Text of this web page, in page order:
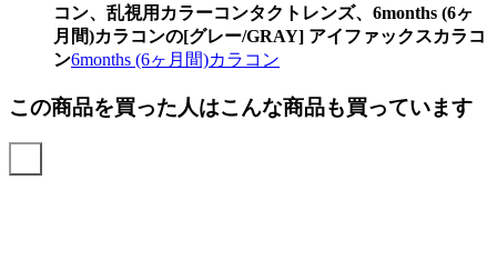
コン、乱視用カラーコンタクトレンズ、6months (6ヶ
月間)カラコンの[グレー/GRAY] アイファックスカラコ
ン6months (6ヶ月間)カラコン
この商品を買った人はこんな商品も買っています